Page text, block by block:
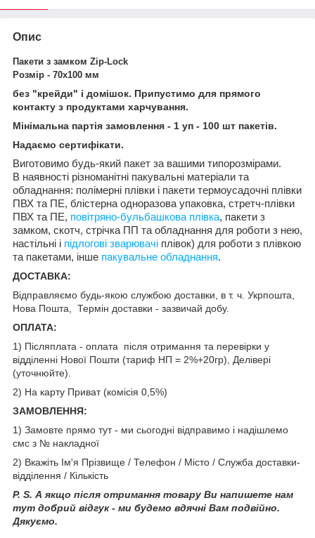
Опис
Пакети з замком Zip-Lock
Розмір - 70х100 мм
без "крейди" і домішок. Припустимо для прямого
контакту з продуктами харчування.
Мінімальна партія замовлення - 1 уп - 100 шт пакетів.
Надаємо сертифікати.
Виготовимо будь-який пакет за вашими типорозмірами.
В наявності різноманітні пакувальні матеріали та
обладнання: полімерні плівки і пакети термоусадочні плівки
ПВХ та ПЕ, блістерна одноразова упаковка, стретч-плівки
ПВХ та ПЕ, повітряно-бульбашкова плівка, пакети з
замком, скотч, стрічка ПП та обладнання для роботи з нею,
настільні і підлогові зварювачі плівок) для роботи з плівкою
та пакетами, інше пакувальне обладнання.
ДОСТАВКА:
Відправляємо будь-якою службою доставки, в т. ч. Укрпошта,
Нова Пошта, Термін доставки - зазвичай добу.
ОПЛАТА:
1) Післяплата - оплата після отримання та перевірки у
відділенні Нової Пошти (тариф НП = 2%+20гр), Делівері
(уточнюйте).
2) На карту Приват (комісія 0,5%)
ЗАМОВЛЕННЯ:
1) Замовте прямо тут - ми сьогодні відправимо і надішлемо
смс з № накладної
2) Вкажіть Ім'я Прізвище / Телефон / Місто / Служба доставки-
відділення / Кількість
P. S. А якщо після отримання товару Ви напишете нам
тут добрий відгук - ми будемо вдячні Вам подвійно.
Дякуємо.